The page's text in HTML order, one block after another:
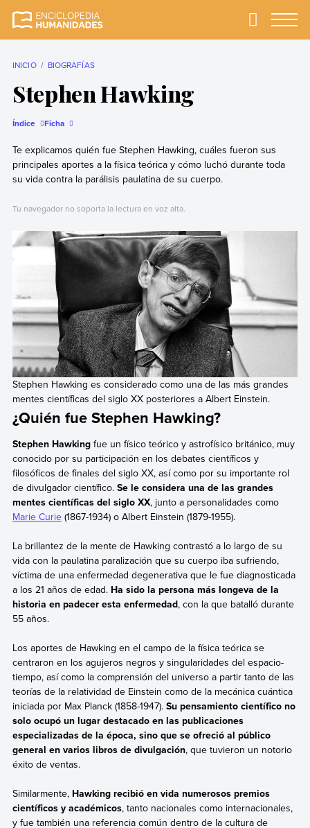
completa y más
Primary
INICIO BIOGRAFÍAS
Stephen Hawking
Índice Ficha
Te explicamos quién fue Stephen Hawking, cuáles fueron sus
principales aportes a la física teórica y cómo luchó durante toda
su vida contra la parálisis paulatina de su cuerpo.
Tu navegador no soporta la lectura en voz alta.
Stephen Hawking es considerado como una de las más grandes
mentes científicas del siglo XX posteriores a Albert Einstein.
¿Quién fue Stephen Hawking?
Stephen Hawkingfue un físico teórico y astrofísico británico, muy
conocido por su participación en los debates científicos y
filosóficos de finales del siglo XX, así como por su importante rol
de divulgador científico. Se le considera una de las grandes
mentes científicas del siglo XX, junto a personalidades como
Marie Curie(1867-1934) o Albert Einstein (1879-1955).
La brillantez de la mente de Hawking contrastó a lo largo de su
vida con la paulatina paralización que su cuerpo iba sufriendo,
víctima de una enfermedad degenerativa que le fue diagnosticada
a los 21 años de edad. Ha sido la persona más longeva de la
historia en padecer esta enfermedad, con la que batalló durante
55 años.
Los aportes de Hawking en el campo de la física teórica se
centraron en los agujeros negros y singularidades del espacio-
tiempo, así como la comprensión del universo a partir tanto de las
teorías de la relatividad de Einstein como de la mecánica cuántica
iniciada por Max Planck (1858-1947). Su pensamiento científico no
solo ocupó un lugar destacado en las publicaciones
especializadas de la época, sino que se ofreció al público
general en varios libros de divulgación, que tuvieron un notorio
éxito de ventas.
Similarmente, Hawking recibió en vida numerosos premios
científicos y académicos, tanto nacionales como internacionales,
y fue también una referencia común dentro de la cultura de